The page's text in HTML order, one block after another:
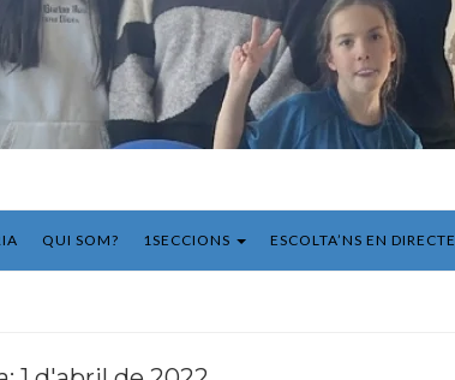
QUI SOM? 1SECCIONS ESCOLTA’NS EN DIRECTE